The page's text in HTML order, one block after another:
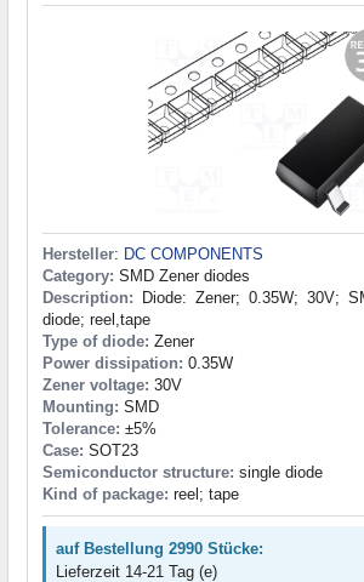
Hersteller: DC COMPONENTS
Category: SMD Zener diodes
Description: Diode: Zener; 0.35W; 30V;
diode; reel,tape
Type of diode: Zener
Power dissipation: 0.35W
Zener voltage: 30V
Mounting: SMD
Tolerance: ±5%
Case: SOT23
Semiconductor structure: single diode
Kind of package: reel; tape
auf Bestellung 2990 Stücke:
Lieferzeit 14-21 Tag (e)